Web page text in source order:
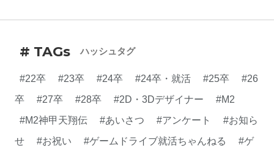
# TAGs ハッシュタグ
#22卒 #23卒 #24卒 #24卒・就活 #25卒
#26
卒
#27卒 #28卒 #2D・3Dデザイナー
#M2
#M2神甲天翔伝
#あいさつ #アンケート
#お知ら
せ
#お祝い #ゲームドライブ就活ちゃんねる
#ゲ